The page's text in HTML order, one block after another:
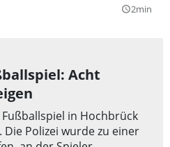
query_builder2min
Acht
in Hochbrück
Polizei wurde zu einer